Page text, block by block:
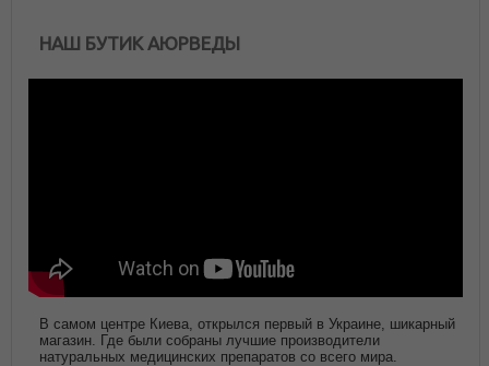
НАШ БУТИК АЮРВЕДЫ
В самом центре Киева, открылся первый в Украине, шикарный
магазин. Где были собраны лучшие производители
натуральных медицинских препаратов со всего мира.